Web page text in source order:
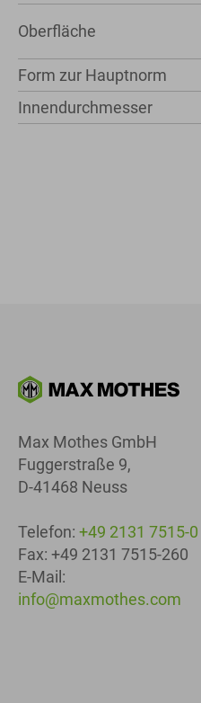
Oberfläche
Form zur Hauptnorm
Innendurchmesser
Max Mothes GmbH
Fuggerstraße 9,
D-41468 Neuss
Telefon: +49 2131 7515-0
Fax: +49 2131 7515-260
E-Mail:
info@maxmothes.com